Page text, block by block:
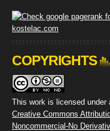
COPYRIGHTS
This work is licensed under
Creative Commons
Noncommercial-No